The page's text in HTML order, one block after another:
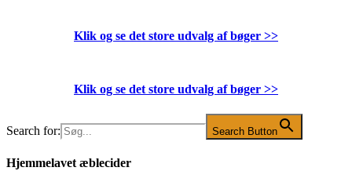
Klik og se det store udvalg af bøger >>
Klik og se det store udvalg af bøger >>
Search for: Search Button
Hjemmelavet æblecider